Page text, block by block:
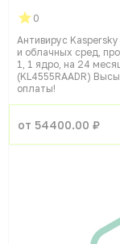
0
Антивирус
и облачных сред,
1, 1 ядро, на 24
(KL4555RAADR)
оплаты!
от 54400.00 ₽